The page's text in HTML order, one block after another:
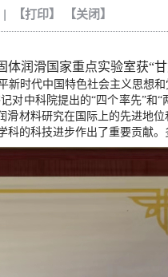
【打印】 【关闭】
润滑国家重点实验室获“甘
新时代中国特色社会主义思想
中科院提出的“四个率先”和“
材料研究在国际上的先进地
的科技进步作出了重要贡献。